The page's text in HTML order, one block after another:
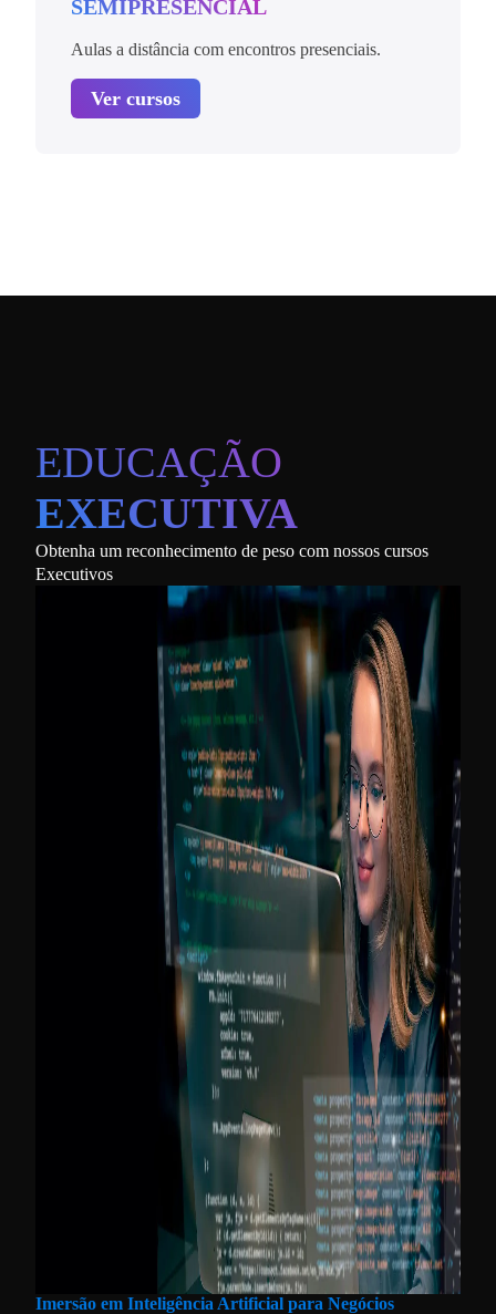
SEMIPRESENCIAL
Aulas a distância com encontros presenciais.
Ver cursos
EDUCAÇÃO
EXECUTIVA
Obtenha um reconhecimento de peso com nossos cursos
Executivos
Imersão em Inteligência Artificial para Negócios